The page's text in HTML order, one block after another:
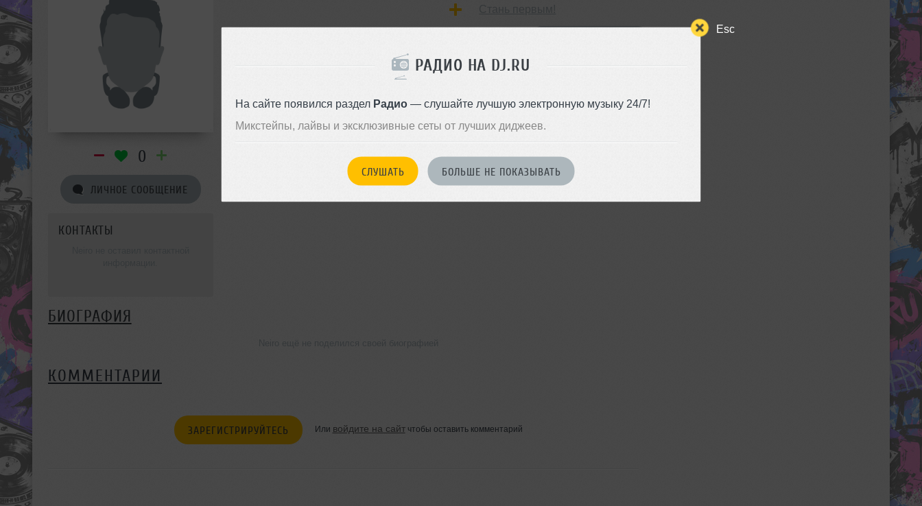
Esc
РАДИО НА DJ.RU
На сайте появился раздел Радио— слушайте лучшую электронную музыку 24/7!
Микстейпы, лайвы и эксклюзивные сеты от лучших диджеев.
СЛУШАТЬ БОЛЬШЕ НЕ ПОКАЗЫВАТЬ
0
ЛИЧНОЕ СООБЩЕНИЕ
КОНТАКТЫ
БИОГРАФИЯ
КОММЕНТАРИИ
ЗАРЕГИСТРИРУЙТЕСЬ Или войдите на сайтчтобы оставить комментарий